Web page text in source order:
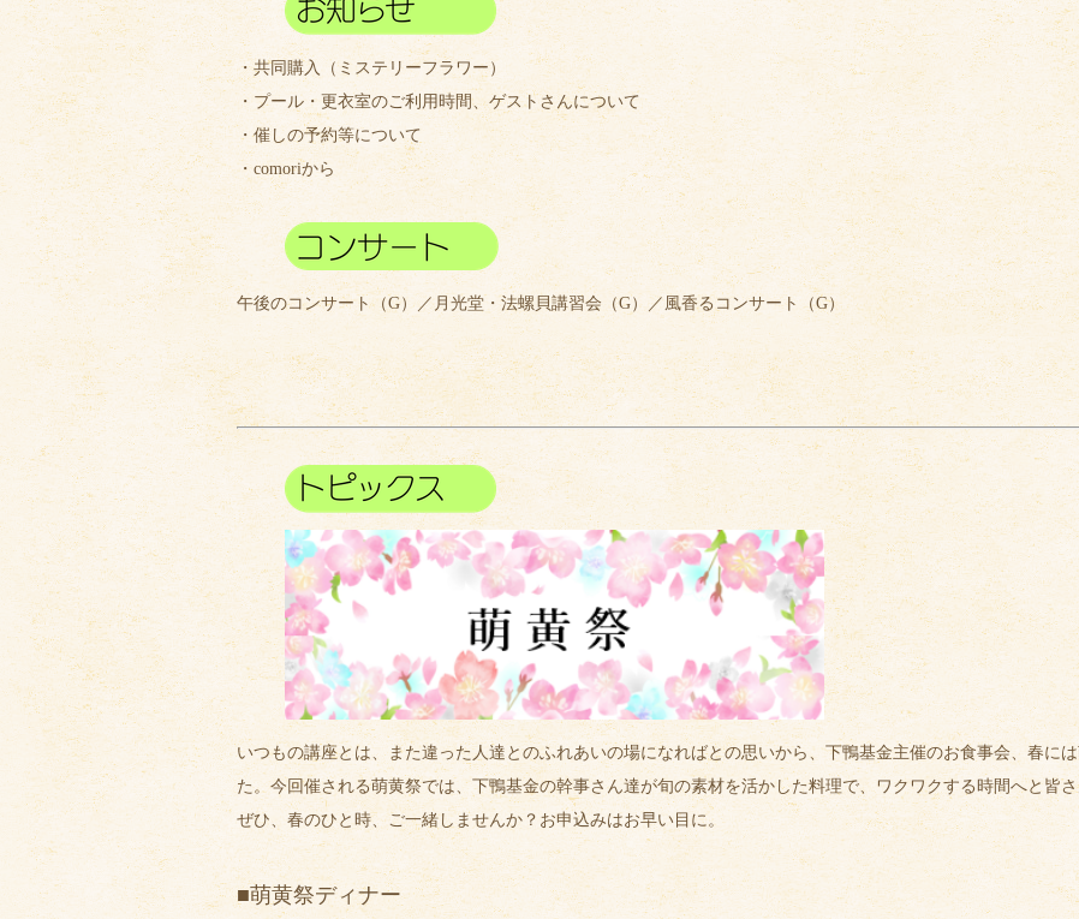
・共同購入（ミステリーフラワー）
・プール・更衣室のご利用時間、ゲストさんについて
・催しの予約等について
・comoriから
午後のコンサート（G）／月光堂・法螺貝講習会（G）／風香るコンサート（G）
いつもの講座とは、また違った人達とのふれあいの場になればとの思いから、下鴨基金主催のお食事会、春に
た。今回催される萌黄祭では、下鴨基金の幹事さん達が旬の素材を活かした料理で、ワクワクする時間へと皆さ
ぜひ、春のひと時、ご一緒しませんか？お申込みはお早い目に。
■萌黄祭ディナー